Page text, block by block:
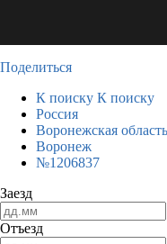
Поделиться
К поиску К поиску
Россия
Воронежская область
Воронеж
№1206837
Заезд
Отъезд